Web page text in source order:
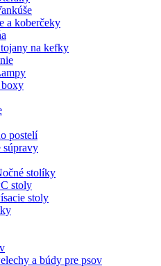
a koberčeky
na kefky
postelí
súpravy
stolíky
stoly
stoly
a búdy pre psov